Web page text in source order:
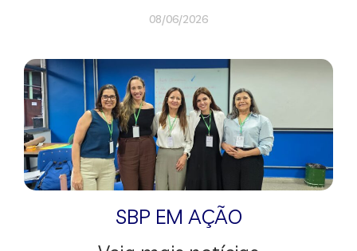
08/06/2026
SBP EM AÇÃO